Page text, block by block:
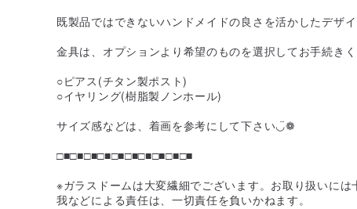
既製品ではできないハンドメイドの良さを活かしたデザ
金具は、オプションより希望のものを選択してお手続きく
○ピアス(チタン製ポスト)
○イヤリング(樹脂製ノンホール)
サイズ感などは、着画を参考にして下さい◡̈❁
□■□■□■□■□■□■□■□■□■□■
※ガラスドームは大変繊細でございます。お取り扱いに
我などによる責任は、一切責任を負いかねます。